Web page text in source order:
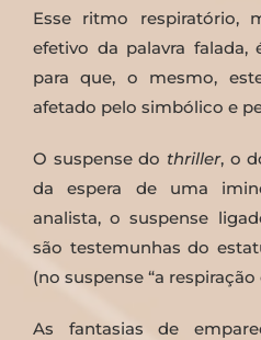
Esse ritmo respiratório,
efetivo da palavra falada,
para que, o mesmo,
afetado pelo simbólico e
O suspense do thriller, o
da espera de uma
analista, o suspense
são testemunhas do
(no suspense “a respiração
As fantasias de